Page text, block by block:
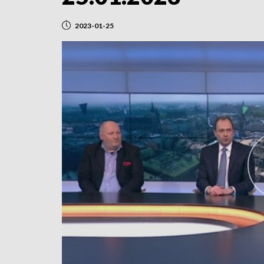
2023-01-25